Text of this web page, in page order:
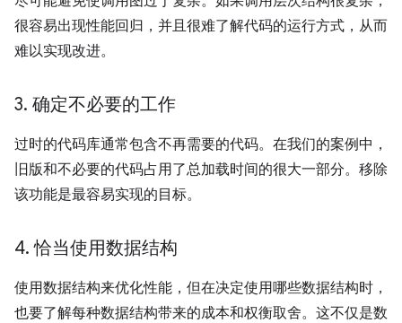
很容易出现性能回归，并且很难了解代码的运行方式，从而
难以实现改进。
3. 确定不必要的工作
过时的代码库通常包含不再需要的代码。在我们的案例中，
旧版和不必要的代码占用了总加载时间的很大一部分。移除
该功能是最容易实现的目标。
4. 恰当使用数据结构
使用数据结构来优化性能，但在决定使用哪些数据结构时，
也要了解每种数据结构带来的成本和权衡取舍。这不仅是数